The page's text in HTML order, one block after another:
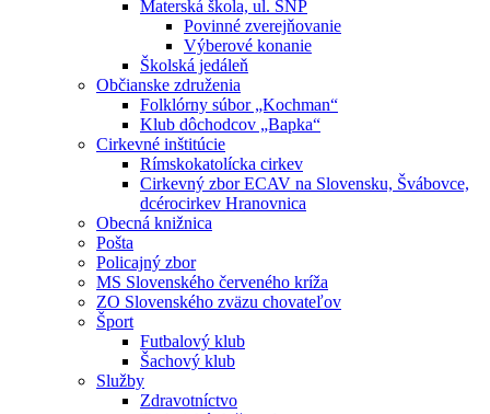
Materská škola, ul. SNP
Povinné zverejňovanie
Výberové konanie
Školská jedáleň
Občianske združenia
Folklórny súbor „Kochman“
Klub dôchodcov „Bapka“
Cirkevné inštitúcie
Rímskokatolícka cirkev
Cirkevný zbor ECAV na Slovensku, Švábovce,
dcérocirkev Hranovnica
Obecná knižnica
Pošta
Policajný zbor
MS Slovenského červeného kríža
ZO Slovenského zväzu chovateľov
Šport
Futbalový klub
Šachový klub
Služby
Zdravotníctvo